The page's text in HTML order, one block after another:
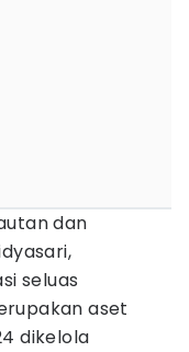
dan
seluas
aset
dikelola